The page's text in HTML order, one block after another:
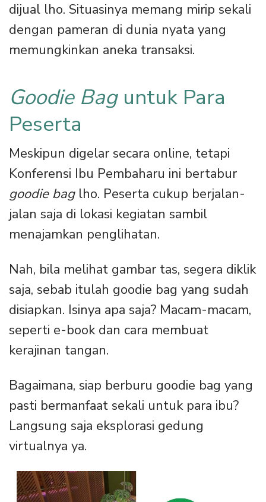
dijual lho. Situasinya memang mirip sekali
dengan pameran di dunia nyata yang
memungkinkan aneka transaksi.
Goodie Baguntuk Para
Peserta
Meskipun digelar secara online, tetapi
Konferensi Ibu Pembaharu ini bertabur
goodie baglho. Peserta cukup berjalan-
jalan saja di lokasi kegiatan sambil
menajamkan penglihatan.
Nah, bila melihat gambar tas, segera diklik
saja, sebab itulah goodie bag yang sudah
disiapkan. Isinya apa saja? Macam-macam,
seperti e-book dan cara membuat
kerajinan tangan.
Bagaimana, siap berburu goodie bag yang
pasti bermanfaat sekali untuk para ibu?
Langsung saja eksplorasi gedung
virtualnya ya.